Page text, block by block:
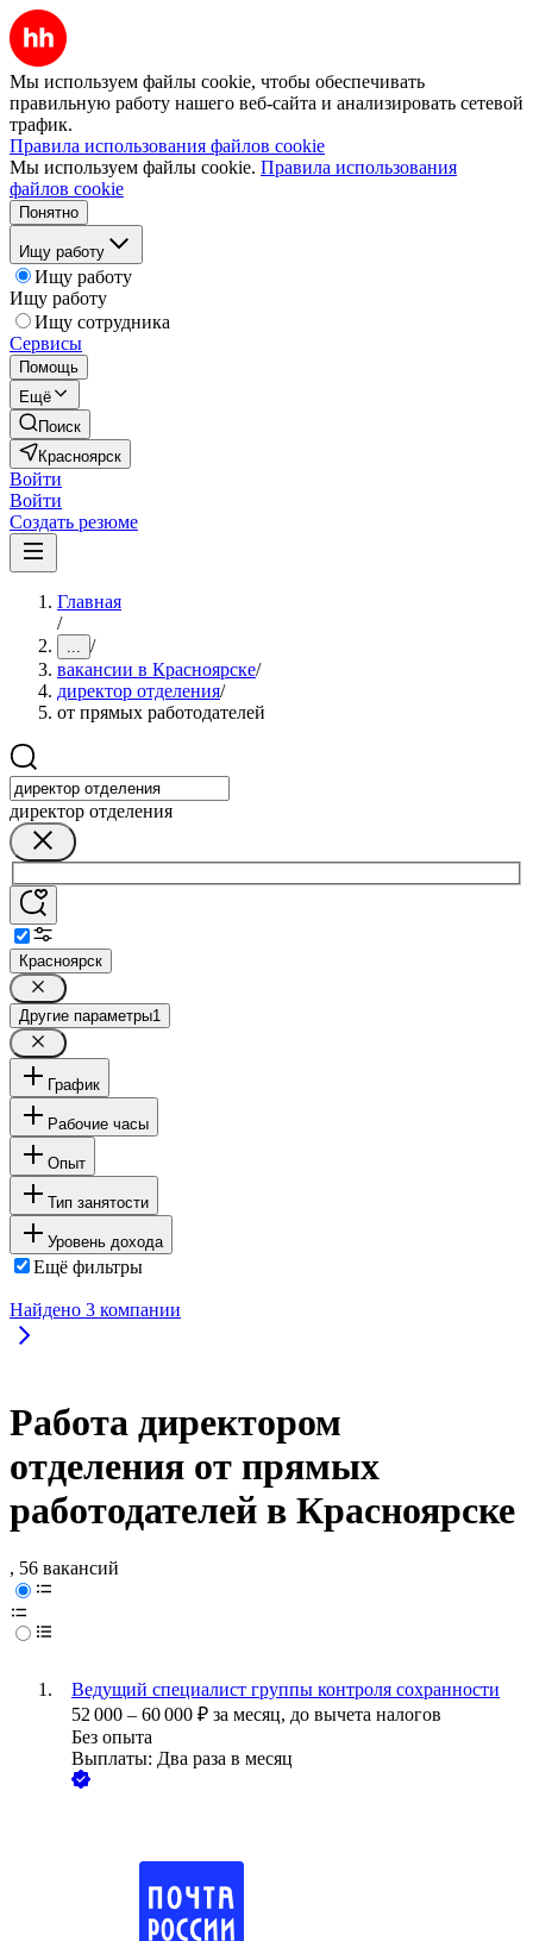
Мы используем файлы cookie, чтобы обеспечивать
правильную работу нашего веб-сайта и анализировать сетевой
трафик.
Правила использования файлов cookie
Мы используем файлы cookie. Правила использования
файлов cookie
Понятно
Ищу работу
Ищу работу
Ищу работу
Ищу сотрудника
Сервисы
Помощь
Ещё
Поиск
Красноярск
Войти
Войти
Создать резюме
Главная
/
... /
вакансии в Красноярске/
директор отделения/
от прямых работодателей
директор отделения
Красноярск
Другие параметры1
График
Рабочие часы
Опыт
Тип занятости
Уровень дохода
Ещё фильтры
Найдено 3 компании
Работа директором
отделения от прямых
работодателей в Красноярске
, 56 вакансий
Ведущий специалист группы контроля сохранности
52 000 – 60 000 ₽ за месяц, до вычета налогов
Без опыта
Выплаты: Два раза в месяц